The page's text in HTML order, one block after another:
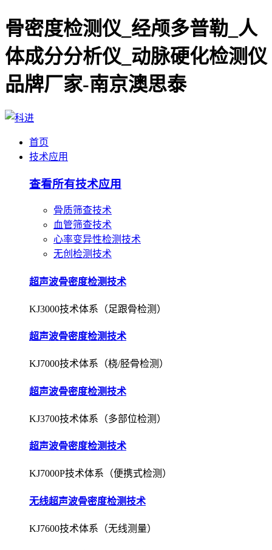
骨密度检测仪_经颅多普勒_人
体成分分析仪_动脉硬化检测仪
品牌厂家-南京澳思泰
首页
技术应用
查看所有技术应用
骨质筛查技术
血管筛查技术
心率变异性检测技术
无创检测技术
超声波骨密度检测技术
KJ3000技术体系（足跟骨检测）
超声波骨密度检测技术
KJ7000技术体系（桡/胫骨检测）
超声波骨密度检测技术
KJ3700技术体系（多部位检测）
超声波骨密度检测技术
KJ7000P技术体系（便携式检测）
无线超声波骨密度检测技术
KJ7600技术体系（无线测量）